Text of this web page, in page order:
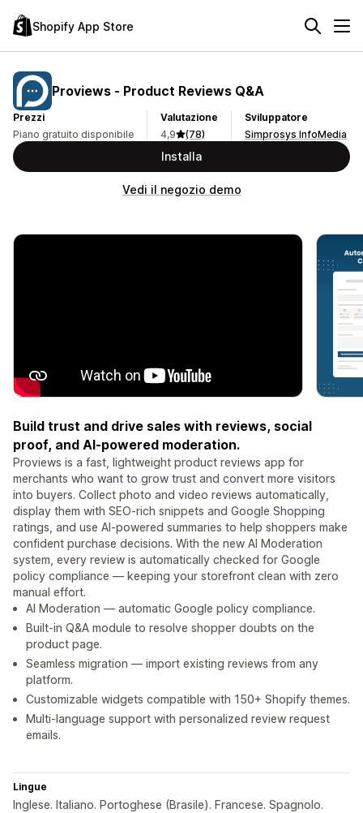
Shopify App Store
Proviews ‑ Product Reviews Q&A
Prezzi
Piano gratuito disponibile
Valutazione
4,9
(78)
Sviluppatore
Simprosys InfoMedia
Installa
Vedi il negozio demo
Build trust and drive sales with reviews, social
proof, and AI-powered moderation.
Proviews is a fast, lightweight product reviews app for
merchants who want to grow trust and convert more visitors
into buyers. Collect photo and video reviews automatically,
display them with SEO-rich snippets and Google Shopping
ratings, and use AI-powered summaries to help shoppers make
confident purchase decisions. With the new AI Moderation
system, every review is automatically checked for Google
policy compliance — keeping your storefront clean with zero
manual effort.
AI Moderation — automatic Google policy compliance.
Built-in Q&A module to resolve shopper doubts on the
product page.
Seamless migration — import existing reviews from any
platform.
Customizable widgets compatible with 150+ Shopify themes.
Multi-language support with personalized review request
emails.
Lingue
Inglese. Italiano. Portoghese (Brasile). Francese. Spagnolo.